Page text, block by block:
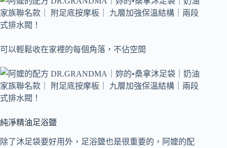
可以輕鬆收在家裡的每個角落，不佔空間
純淨精油足浴鹽
除了沐足袋要好用外，足浴鹽也是很重要的，阿嬤的配